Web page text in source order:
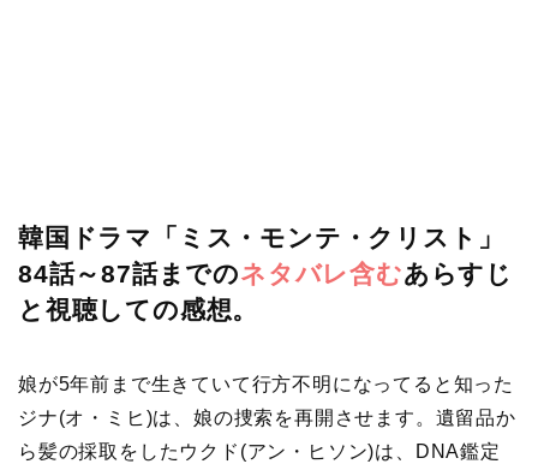
韓国ドラマ「ミス・モンテ・クリスト」
84話～87話までのネタバレ含むあらすじ
と視聴しての感想。
娘が5年前まで生きていて行方不明になってると知った
ジナ(オ・ミヒ)は、娘の捜索を再開させます。遺留品か
ら髪の採取をしたウクド(アン・ヒソン)は、DNA鑑定